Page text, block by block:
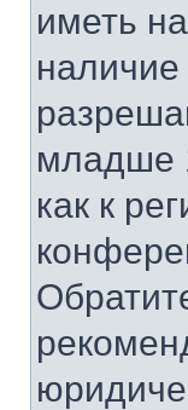
иметь
наличие
младше
как к